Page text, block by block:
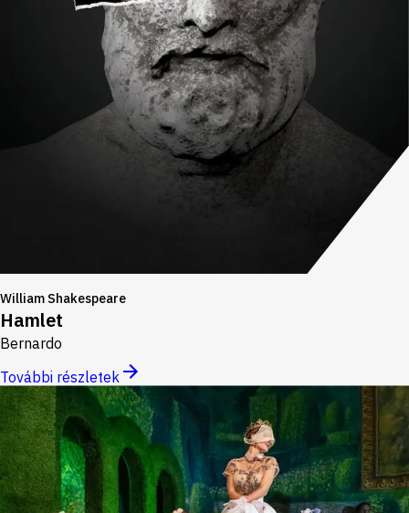
William Shakespeare
Hamlet
Bernardo
További részletek